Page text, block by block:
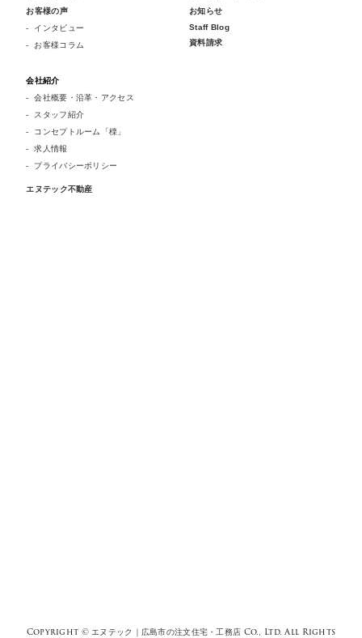
お客様の声
インタビュー
お客様コラム
お知らせ
Staff Blog
資料請求
会社紹介
会社概要・沿革・アクセス
スタッフ紹介
コンセプトルーム「檪」
求人情報
プライバシーポリシー
エヌテック不動産
Copyright ©エヌテック｜広島市の注文住宅・工務店 Co., Ltd. All Rights